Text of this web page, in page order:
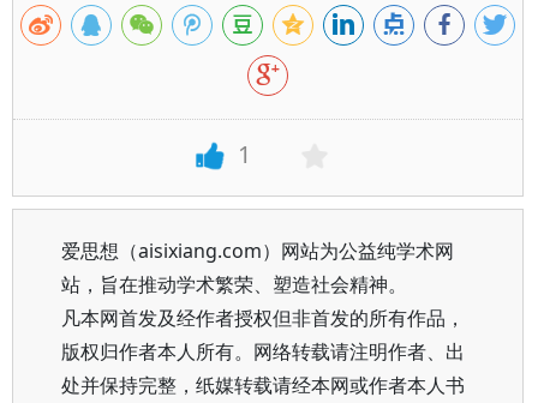
1
爱思想（aisixiang.com）网站为公益纯学术网
站，旨在推动学术繁荣、塑造社会精神。
凡本网首发及经作者授权但非首发的所有作品，
版权归作者本人所有。网络转载请注明作者、出
处并保持完整，纸媒转载请经本网或作者本人书